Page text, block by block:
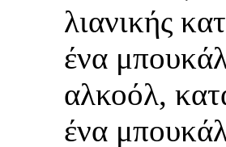
λιανικής
ένα
αλκοόλ,
ένα